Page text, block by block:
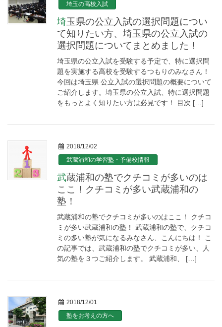
埼玉の高校入試
埼玉県の公立入試の選択問題につい
て知りたい方、埼玉県の公立入試の
選択問題についてまとめました！
埼玉県の公立入試を受験する予定で、特に選択問
題を実施する高校を受験するつもりのみなさん！
今回は埼玉県 公立入試の選択問題の概要について
ご紹介します。埼玉県の公立入試、特に選択問題
をもっとよく知りたい方は必見です！ 目次 […]
2018/12/02
武蔵浦和の学習塾・予備校情報
武蔵浦和の塾でクチコミが多いのは
ここ！クチコミが多い武蔵浦和の
塾！
武蔵浦和の塾でクチコミが多いのはここ！ クチコ
ミが多い武蔵浦和の塾！ 武蔵浦和の塾で、クチコ
ミの多い塾が気になるみなさん、こんにちは！ こ
の記事では、武蔵浦和の塾でクチコミが多い、人
気の塾を３つご紹介します。 武蔵浦和、 […]
2018/12/01
塾をお考えの方へ